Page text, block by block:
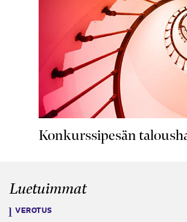
Konkurssipesän
Luetuimmat
VEROTUS